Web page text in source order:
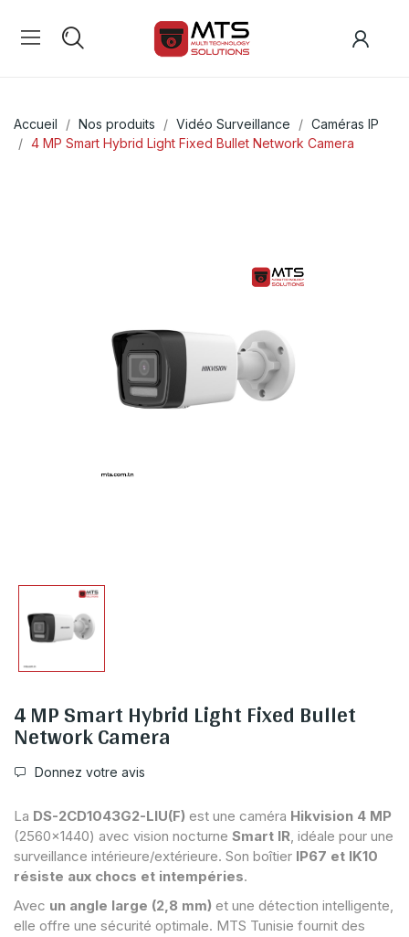
Accueil Nos produits Vidéo Surveillance
Caméras IP
4 MP Smart Hybrid Light Fixed Bullet Network Camera
4 MP Smart Hybrid Light Fixed Bullet
Network Camera
Donnez votre avis
La DS-2CD1043G2-LIU(F) est une caméra Hikvision 4 MP
(2560×1440) avec vision nocturne Smart IR , idéale pour une
surveillance intérieure/extérieure. Son boîtier IP67 et IK10
résiste aux chocs et intempéries.
Avec un angle large (2,8 mm) et une détection intelligente,
elle offre une sécurité optimale. MTS Tunisie fournit des